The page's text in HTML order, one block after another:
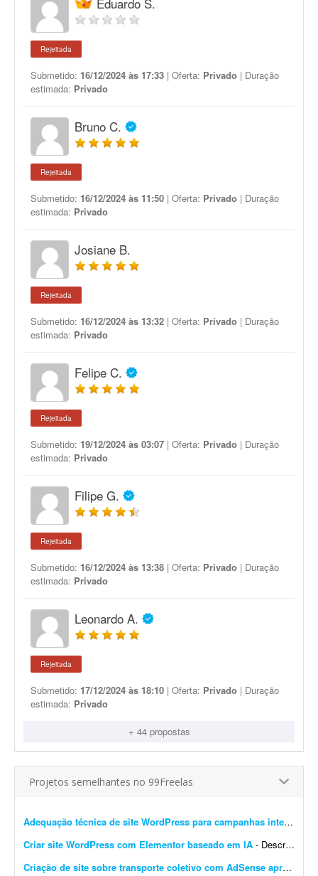
Rejeitada
Submetido: 16/12/2024 às 17:33 | Oferta: Privado | Duração
estimada: Privado
Bruno C.
Rejeitada
Submetido: 16/12/2024 às 11:50 | Oferta: Privado | Duração
estimada: Privado
Josiane B.
Rejeitada
Submetido: 16/12/2024 às 13:32 | Oferta: Privado | Duração
estimada: Privado
Felipe C.
Rejeitada
Submetido: 19/12/2024 às 03:07 | Oferta: Privado | Duração
estimada: Privado
Filipe G.
Rejeitada
Submetido: 16/12/2024 às 13:38 | Oferta: Privado | Duração
estimada: Privado
Leonardo A.
Rejeitada
Submetido: 17/12/2024 às 18:10 | Oferta: Privado | Duração
estimada: Privado
+ 44 propostas
Projetos semelhantes no 99Freelas
Adequação técnica de site WordPress para campanhas internacionais
Criar site WordPress com Elementor baseado em IA - Descrição do Projeto: Candidate-se se você tem experiência comprovada com essa demanda. Envie junto à proposta sites que fez com Elementor, incluindo wireframes/ar...
Criação de site sobre transporte coletivo com AdSense aprovado